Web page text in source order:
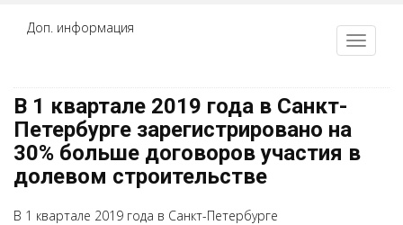
Доп. информация
В 1 квартале 2019 года в Санкт-
Петербурге зарегистрировано на
30% больше договоров участия в
долевом строительстве
В 1 квартале 2019 года в Санкт-Петербурге